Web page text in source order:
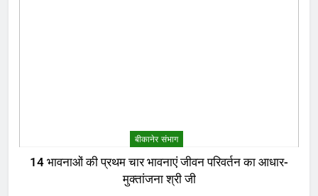
बीकानेर संभाग
14 भावनाओं की प्रथम चार भावनाएं जीवन परिवर्तन का आधार-
मुक्तांजना श्री जी